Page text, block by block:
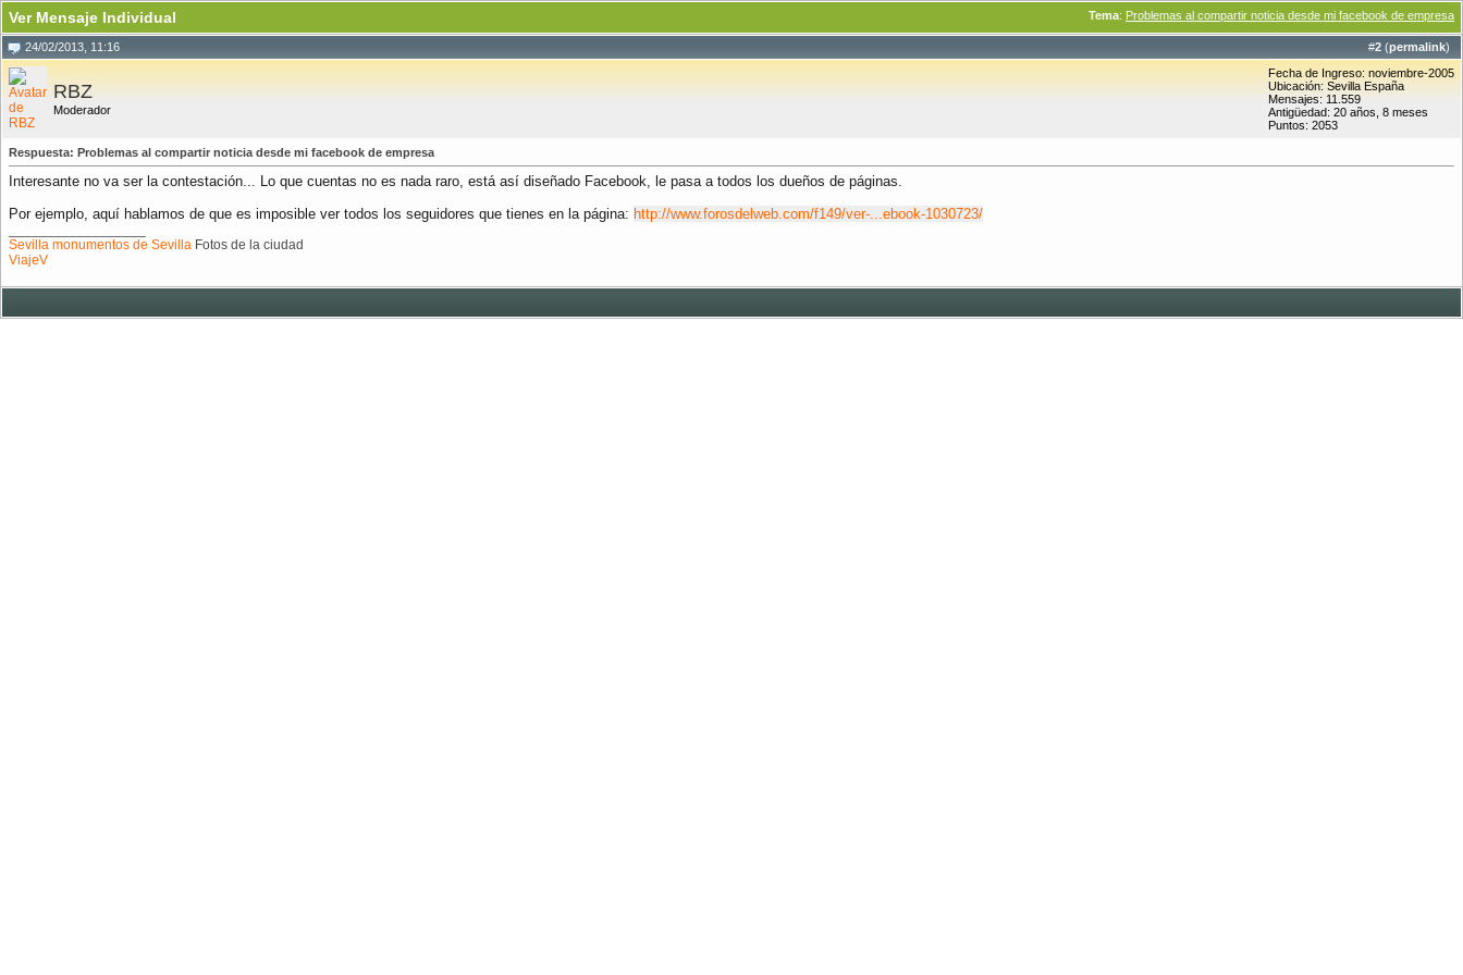
Tema: Problemas al compartir noticia desde mi facebook de empresa
Ver Mensaje Individual
#2 (permalink)
24/02/2013, 11:16
RBZ
Moderador
Fecha de Ingreso: noviembre-2005
Ubicación: Sevilla España
Mensajes: 11.559
Antigüedad: 20 años, 8 meses
Puntos: 2053
Respuesta: Problemas al compartir noticia desde mi facebook de empresa
Interesante no va ser la contestación... Lo que cuentas no es nada raro, está así diseñado Facebook, le pasa a todos los dueños de páginas.
Por ejemplo, aquí hablamos de que es imposible ver todos los seguidores que tienes en la página: http://www.forosdelweb.com/f149/ver-...ebook-1030723/
Sevilla monumentos de Sevilla Fotos de la ciudad
ViajeV